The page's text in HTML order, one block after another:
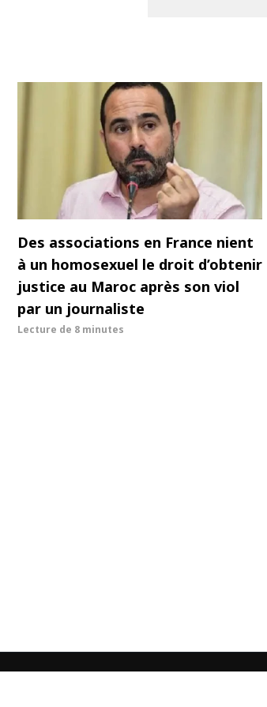
Des associations en France nient
à un homosexuel le droit d’obtenir
justice au Maroc après son viol
par un journaliste
Lecture de 8 minutes